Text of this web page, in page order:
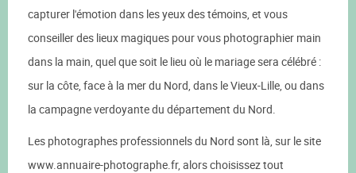
capturer l'émotion dans les yeux des témoins, et vous
conseiller des lieux magiques pour vous photographier main
dans la main, quel que soit le lieu où le mariage sera célébré :
sur la côte, face à la mer du Nord, dans le Vieux-Lille, ou dans
la campagne verdoyante du département du Nord.
Les photographes professionnels du Nord sont là, sur le site
www.annuaire-photographe.fr, alors choisissez tout